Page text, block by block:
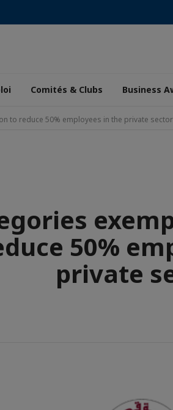
Comités & Clubs Business
to reduce 50% employees in the private sector
50%
private